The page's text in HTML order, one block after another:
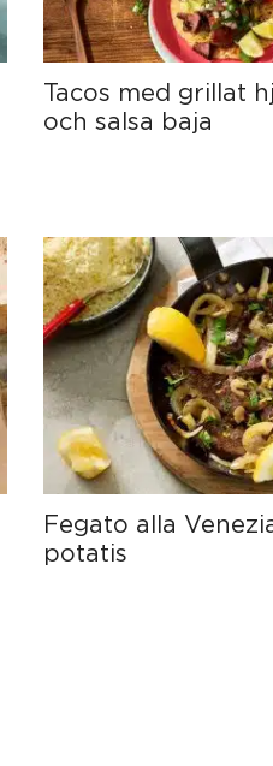
Tacos med grillat
och salsa baja
Fegato alla
potatis